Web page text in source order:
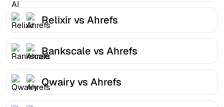
Relixir vs Ahrefs
Rankscale vs Ahrefs
Qwairy vs Ahrefs